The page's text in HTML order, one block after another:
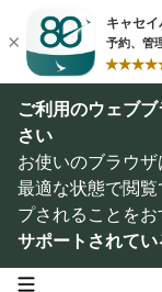
ご利用のウェブ
さい
お使いのブラウ
最適な状態で閲
プされることをお
サポートされて
open navigation menu